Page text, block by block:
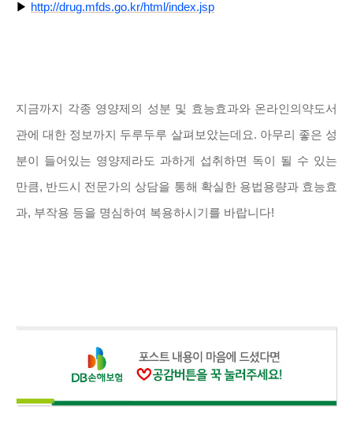
▶ http://drug.mfds.go.kr/html/index.jsp
지금까지 각종 영양제의 성분 및 효능효과와 온라인의약도서
관에 대한 정보까지 두루두루 살펴보았는데요. 아무리 좋은 성
분이 들어있는 영양제라도 과하게 섭취하면 독이 될 수 있는
만큼, 반드시 전문가의 상담을 통해 확실한 용법용량과 효능효
과, 부작용 등을 명심하여 복용하시기를 바랍니다!